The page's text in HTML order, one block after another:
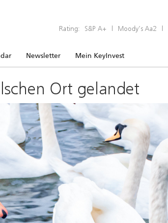
Rating: S&P A+ | Moody’s Aa2 |
Newsletter Mein KeyInvest
Ort gelandet